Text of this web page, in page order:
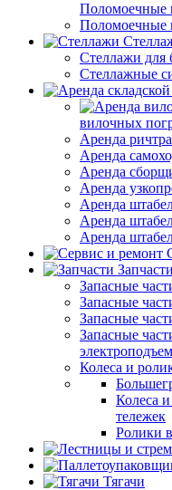
Поломоечные
Поломоечные
Стеллажи для
Стеллажные
вилочных
Аренда
Аренда
Аренда
Аренда
Аренда
Аренда
Аренда
Запчасти
Запасные
Запасные
Запасные
Запасные
Колеса и
Колеса
тележек
Ролики
Тягачи